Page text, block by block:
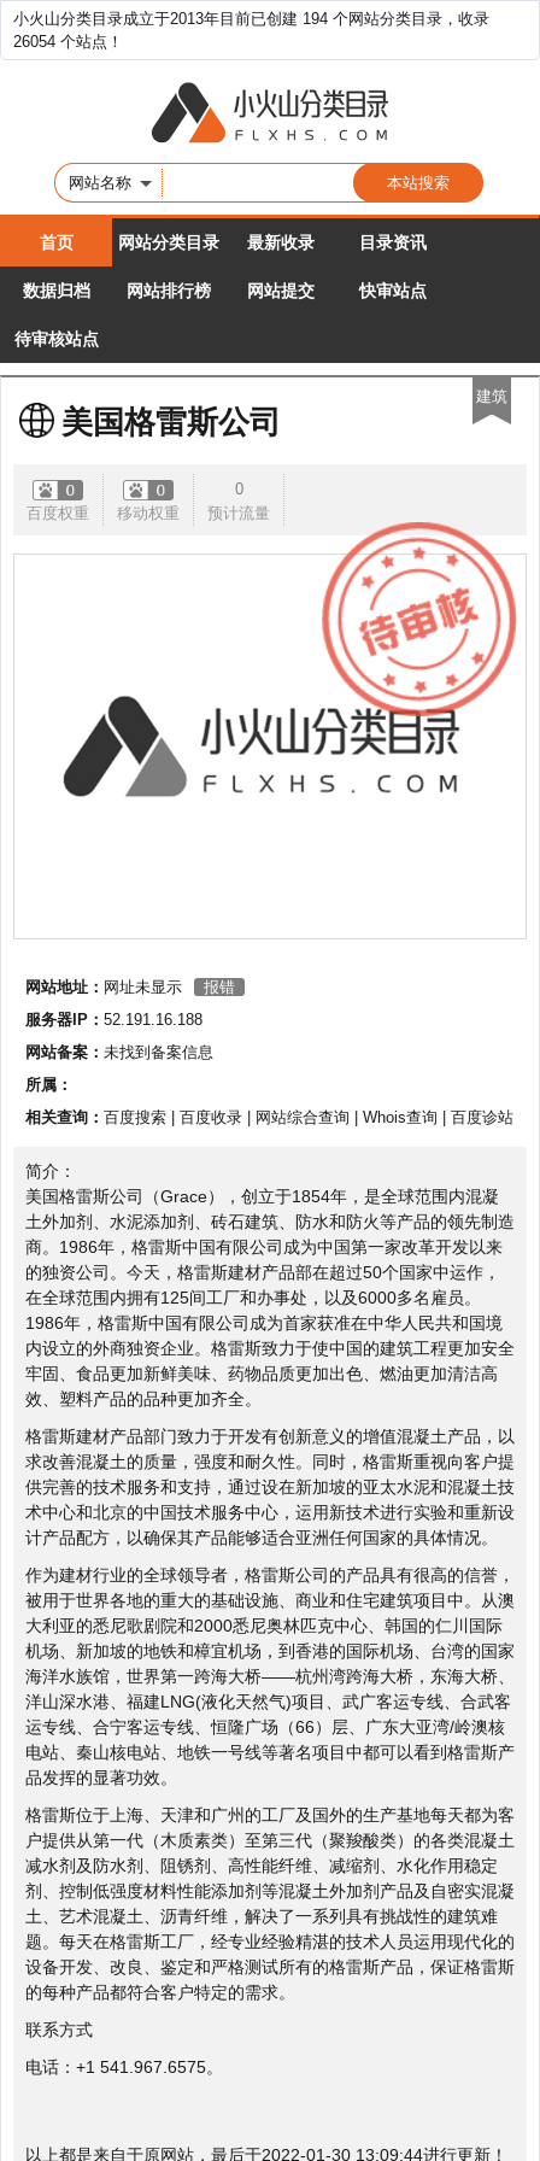
小火山分类目录成立于2013年目前已创建 194 个网站分类目录，收录
26054 个站点！
网站名称
首页 网站分类目录 最新收录 目录资讯
数据归档 网站排行榜 网站提交 快审站点
待审核站点
美国格雷斯公司
百度权重 移动权重
0
预计流量
网站地址： 网址未显示
报错
服务器IP： 52.191.16.188
网站备案： 未找到备案信息
所属：
相关查询： 百度搜索 百度收录 网站综合查询 Whois查询 百度诊站
简介：
美国格雷斯公司（Grace），创立于1854年，是全球范围内混凝
土外加剂、水泥添加剂、砖石建筑、防水和防火等产品的领先制造
商。1986年，格雷斯中国有限公司成为中国第一家改革开发以来
的独资公司。今天，格雷斯建材产品部在超过50个国家中运作，
在全球范围内拥有125间工厂和办事处，以及6000多名雇员。
1986年，格雷斯中国有限公司成为首家获准在中华人民共和国境
内设立的外商独资企业。格雷斯致力于使中国的建筑工程更加安全
牢固、食品更加新鲜美味、药物品质更加出色、燃油更加清洁高
效、塑料产品的品种更加齐全。
格雷斯建材产品部门致力于开发有创新意义的增值混凝土产品，以
求改善混凝土的质量，强度和耐久性。同时，格雷斯重视向客户提
供完善的技术服务和支持，通过设在新加坡的亚太水泥和混凝土技
术中心和北京的中国技术服务中心，运用新技术进行实验和重新设
计产品配方，以确保其产品能够适合亚洲任何国家的具体情况。
作为建材行业的全球领导者，格雷斯公司的产品具有很高的信誉，
被用于世界各地的重大的基础设施、商业和住宅建筑项目中。从澳
大利亚的悉尼歌剧院和2000悉尼奥林匹克中心、韩国的仁川国际
机场、新加坡的地铁和樟宜机场，到香港的国际机场、台湾的国家
海洋水族馆，世界第一跨海大桥——杭州湾跨海大桥，东海大桥、
洋山深水港、福建LNG(液化天然气)项目、武广客运专线、合武客
运专线、合宁客运专线、恒隆广场（66）层、广东大亚湾/岭澳核
电站、秦山核电站、地铁一号线等著名项目中都可以看到格雷斯产
品发挥的显著功效。
格雷斯位于上海、天津和广州的工厂及国外的生产基地每天都为客
户提供从第一代（木质素类）至第三代（聚羧酸类）的各类混凝土
减水剂及防水剂、阻锈剂、高性能纤维、减缩剂、水化作用稳定
剂、控制低强度材料性能添加剂等混凝土外加剂产品及自密实混凝
土、艺术混凝土、沥青纤维，解决了一系列具有挑战性的建筑难
题。每天在格雷斯工厂，经专业经验精湛的技术人员运用现代化的
设备开发、改良、鉴定和严格测试所有的格雷斯产品，保证格雷斯
的每种产品都符合客户特定的需求。
联系方式
电话：+1 541.967.6575。
以上都是来自于原网站，最后于2022-01-30 13:09:44进行更新！
建筑